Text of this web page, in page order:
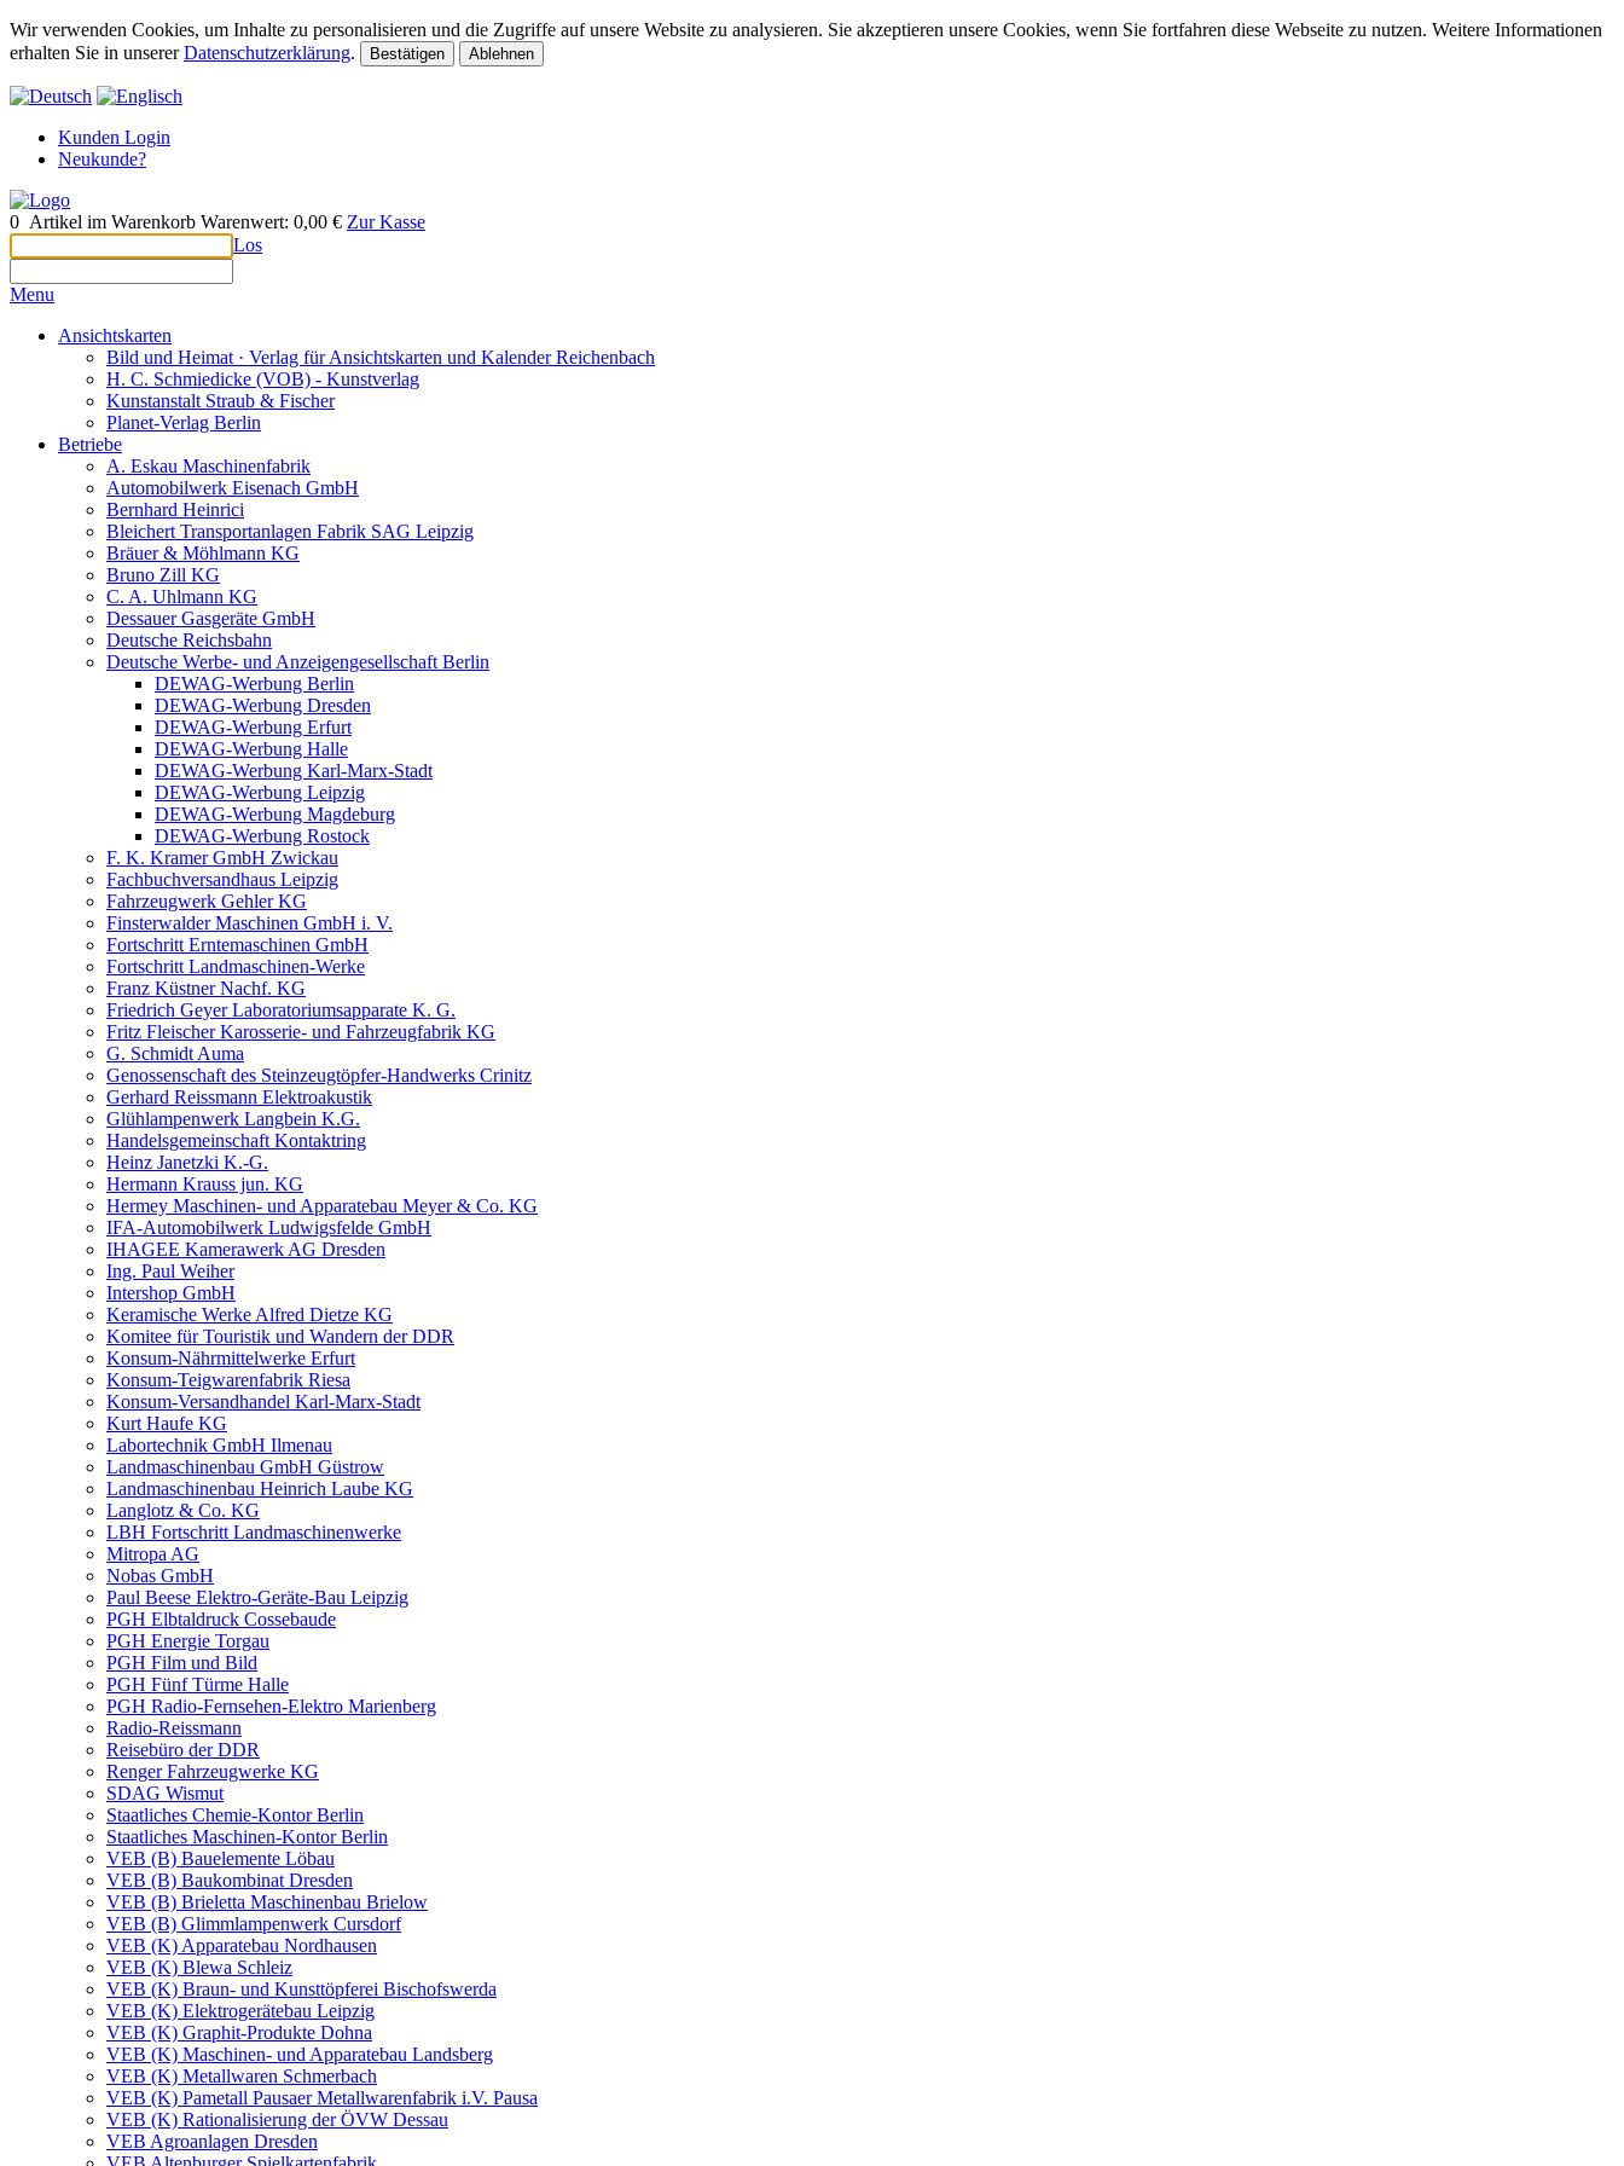
Wir verwenden Cookies, um Inhalte zu personalisieren und die Zugriffe auf unsere Website zu analysieren. Sie akzeptieren unsere Cookies, wenn Sie fortfahren diese Webseite zu nutzen. Weitere Informationen
erhalten Sie in unsererDatenschutzerklärung. Bestätigen Ablehnen
Kunden Login
Neukunde?
0 Artikel im Warenkorb Warenwert: 0,00 € Zur Kasse
Los
Menu
Ansichtskarten
Bild und Heimat · Verlag für Ansichtskarten und Kalender Reichenbach
H. C. Schmiedicke (VOB) - Kunstverlag
Kunstanstalt Straub & Fischer
Planet-Verlag Berlin
Betriebe
A. Eskau Maschinenfabrik
Automobilwerk Eisenach GmbH
Bernhard Heinrici
Bleichert Transportanlagen Fabrik SAG Leipzig
Bräuer & Möhlmann KG
Bruno Zill KG
C. A. Uhlmann KG
Dessauer Gasgeräte GmbH
Deutsche Reichsbahn
Deutsche Werbe- und Anzeigengesellschaft Berlin
DEWAG-Werbung Berlin
DEWAG-Werbung Dresden
DEWAG-Werbung Erfurt
DEWAG-Werbung Halle
DEWAG-Werbung Karl-Marx-Stadt
DEWAG-Werbung Leipzig
DEWAG-Werbung Magdeburg
DEWAG-Werbung Rostock
F. K. Kramer GmbH Zwickau
Fachbuchversandhaus Leipzig
Fahrzeugwerk Gehler KG
Finsterwalder Maschinen GmbH i. V.
Fortschritt Erntemaschinen GmbH
Fortschritt Landmaschinen-Werke
Franz Küstner Nachf. KG
Friedrich Geyer Laboratoriumsapparate K. G.
Fritz Fleischer Karosserie- und Fahrzeugfabrik KG
G. Schmidt Auma
Genossenschaft des Steinzeugtöpfer-Handwerks Crinitz
Gerhard Reissmann Elektroakustik
Glühlampenwerk Langbein K.G.
Handelsgemeinschaft Kontaktring
Heinz Janetzki K.-G.
Hermann Krauss jun. KG
Hermey Maschinen- und Apparatebau Meyer & Co. KG
IFA-Automobilwerk Ludwigsfelde GmbH
IHAGEE Kamerawerk AG Dresden
Ing. Paul Weiher
Intershop GmbH
Keramische Werke Alfred Dietze KG
Komitee für Touristik und Wandern der DDR
Konsum-Nährmittelwerke Erfurt
Konsum-Teigwarenfabrik Riesa
Konsum-Versandhandel Karl-Marx-Stadt
Kurt Haufe KG
Labortechnik GmbH Ilmenau
Landmaschinenbau GmbH Güstrow
Landmaschinenbau Heinrich Laube KG
Langlotz & Co. KG
LBH Fortschritt Landmaschinenwerke
Mitropa AG
Nobas GmbH
Paul Beese Elektro-Geräte-Bau Leipzig
PGH Elbtaldruck Cossebaude
PGH Energie Torgau
PGH Film und Bild
PGH Fünf Türme Halle
PGH Radio-Fernsehen-Elektro Marienberg
Radio-Reissmann
Reisebüro der DDR
Renger Fahrzeugwerke KG
SDAG Wismut
Staatliches Chemie-Kontor Berlin
Staatliches Maschinen-Kontor Berlin
VEB (B) Bauelemente Löbau
VEB (B) Baukombinat Dresden
VEB (B) Brieletta Maschinenbau Brielow
VEB (B) Glimmlampenwerk Cursdorf
VEB (K) Apparatebau Nordhausen
VEB (K) Blewa Schleiz
VEB (K) Braun- und Kunsttöpferei Bischofswerda
VEB (K) Elektrogerätebau Leipzig
VEB (K) Graphit-Produkte Dohna
VEB (K) Maschinen- und Apparatebau Landsberg
VEB (K) Metallwaren Schmerbach
VEB (K) Pametall Pausaer Metallwarenfabrik i.V. Pausa
VEB (K) Rationalisierung der ÖVW Dessau
VEB Agroanlagen Dresden